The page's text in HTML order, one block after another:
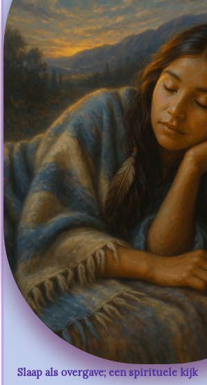
Slaap als overgave; een spirituele kijk